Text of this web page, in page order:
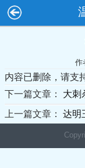
作
内容已删除，请支
下一篇文章： 大刺
上一篇文章： 达明